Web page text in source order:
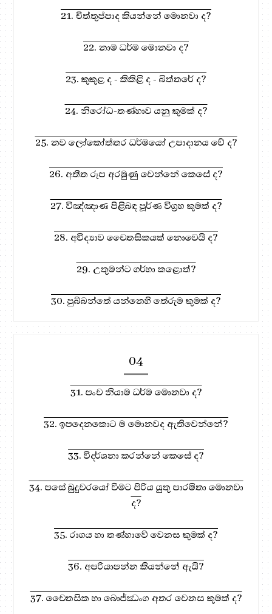
21. චිත්තුප්පාද කියන්නේ මොනවා ද?
22. නාම ධර්ම මොනවා ද?
23. කුකුළ ද - කිකිළි ද - බිත්තරේ ද?
24. නිරෝධ-තණ්හාව යනු කුමක් ද?
25. නව ලෝකෝත්තර ධර්මයෝ උපාදානය වේ ද?
26. අතීත රූප අරමුණු වෙන්නේ කෙසේ ද?
27. විඤ්ඤාණ පිළිබඳ පූර්ණ විග්‍රහ කුමක් ද?
28. අවිද්‍යාව චෛතසිකයක් නොවෙයි ද?
29. උතුමන්ට ගර්හා කළොත්?
30. පුබ්බන්තේ යන්නෙහි තේරුම කුමක් ද?
04
31. පංච නියාම ධර්ම මොනවා ද?
32. ඉපදෙනකොට ම මොනවද ඇතිවෙන්නේ?
33. විදර්ශනා කරන්නේ කෙසේ ද?
34. පසේ බුදුවරයෝ වීමට පිරිය යුතු පාරමිතා මොනවා
ද?
35. රාගය හා තණ්හාවේ වෙනස කුමක් ද?
36. අපරියාපන්න කියන්නේ ඇයි?
37. චෛතසික හා බොජ්ඣංග අතර වෙනස කුමක් ද?